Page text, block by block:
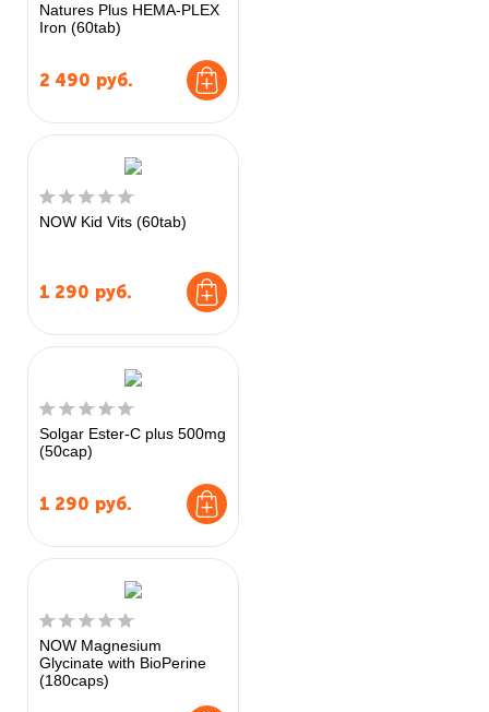
Natures Plus HEMA-PLEX
Iron (60tab)
2 490 руб.
NOW Kid Vits (60tab)
1 290 руб.
Solgar Ester-C plus 500mg
(50cap)
1 290 руб.
NOW Magnesium
Glycinate with BioPerine
(180caps)